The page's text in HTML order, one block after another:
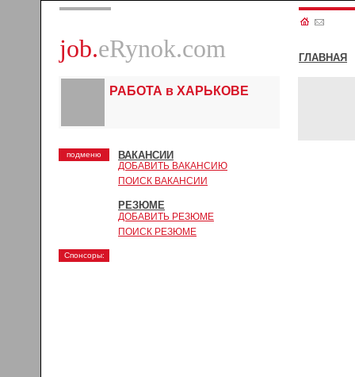
job.eRynok.com ГЛАВНАЯ
РАБОТА в ХАРЬКОВЕ
подменю ВАКАНСИИ
ДОБАВИТЬ ВАКАНСИЮ
ПОИСК ВАКАНСИИ
РЕЗЮМЕ
ДОБАВИТЬ РЕЗЮМЕ
ПОИСК РЕЗЮМЕ
Спонсоры: